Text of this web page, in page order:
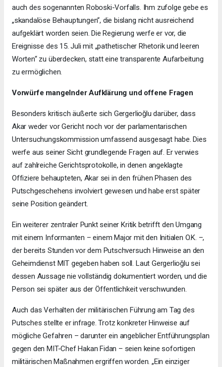
auch des sogenannten Roboski-Vorfalls. Ihm zufolge gebe es
„skandalöse Behauptungen“, die bislang nicht ausreichend
aufgeklärt worden seien. Die Regierung werfe er vor, die
Ereignisse des 15. Juli mit „pathetischer Rhetorik und leeren
Worten“ zu überdecken, statt eine transparente Aufarbeitung
zu ermöglichen.
Vorwürfe mangelnder Aufklärung und offene Fragen
Besonders kritisch äußerte sich Gergerlioğlu darüber, dass
Akar weder vor Gericht noch vor der parlamentarischen
Untersuchungskommission umfassend ausgesagt habe. Dies
werfe aus seiner Sicht grundlegende Fragen auf. Er verwies
auf zahlreiche Gerichtsprotokolle, in denen angeklagte
Offiziere behaupteten, Akar sei in den frühen Phasen des
Putschgeschehens involviert gewesen und habe erst später
seine Position geändert.
Ein weiterer zentraler Punkt seiner Kritik betrifft den Umgang
mit einem Informanten – einem Major mit den Initialen O.K. –,
der bereits Stunden vor dem Putschversuch Hinweise an den
Geheimdienst MIT gegeben haben soll. Laut Gergerlioğlu sei
dessen Aussage nie vollständig dokumentiert worden, und die
Person sei später aus der Öffentlichkeit verschwunden.
Auch das Verhalten der militärischen Führung am Tag des
Putsches stellte er infrage. Trotz konkreter Hinweise auf
mögliche Gefahren – darunter ein angeblicher Entführungsplan
gegen den MIT-Chef Hakan Fidan – seien keine sofortigen
militärischen Maßnahmen ergriffen worden. „Ein einziger